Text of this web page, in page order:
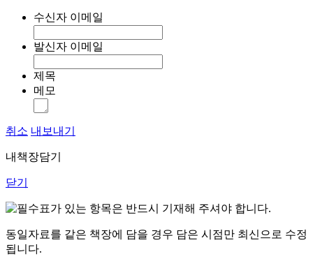
수신자 이메일
발신자 이메일
제목
메모
취소 내보내기
내책장담기
닫기
표가 있는 항목은 반드시 기재해 주셔야 합니다.
동일자료를 같은 책장에 담을 경우 담은 시점만 최신으로 수정
됩니다.